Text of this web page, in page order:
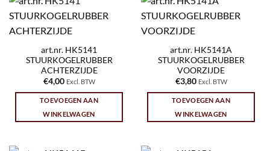
art.nr. HK5141
STUURKOGELRUBBER
ACHTERZIJDE
€4,00 Excl. BTW
TOEVOEGEN AAN
WINKELWAGEN
art.nr. HK5141A
STUURKOGELRUBBER
VOORZIJDE
€3,80 Excl. BTW
TOEVOEGEN AAN
WINKELWAGEN